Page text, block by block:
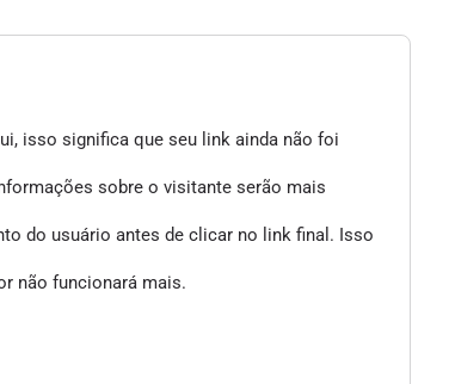
isso significa que seu link ainda não foi
sobre o visitante serão mais
do usuário antes de clicar no link final. Isso
não funcionará mais.